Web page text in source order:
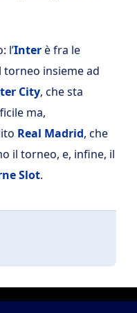
l’Interè fra le
insieme ad
City, che sta
ma,
Real Madrid, che
il torneo, e, infine, il
Slot.